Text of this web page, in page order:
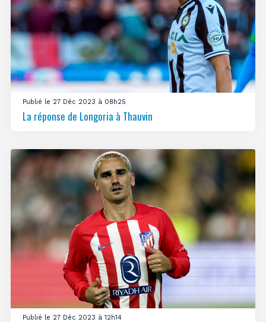
Publié le 27 Déc 2023 à 08h25
La réponse de Longoria à Thauvin
Publié le 27 Déc 2023 à 12h14